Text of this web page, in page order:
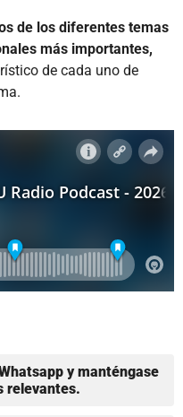
de los diferentes temas
más importantes,
de cada uno de
y manténgase
relevantes.